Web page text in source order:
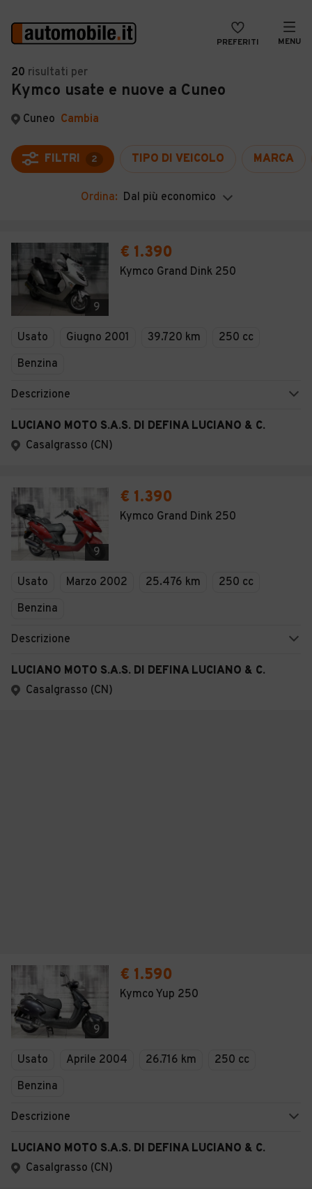
PREFERITI MENU
Auto
Auto usate
Auto Km 0
Auto Nuove
Noleggio a lungo termine
Moto
Camper
Veicoli Commerciali
VENDI
MAGAZINE
ACCEDI
20 risultati per
Kymco usate e nuove a Cuneo
Cuneo Cambia
FILTRI 2 TIPO DI VEICOLO MARCA
Ordina: Dal più economico
9
€ 1.390
Kymco Grand Dink 250
Usato Giugno 2001 39.720 km
250 cc
Benzina
Descrizione
LUCIANO MOTO S.A.S. DI DEFINA LUCIANO & C.
Casalgrasso (CN)
9
€ 1.390
Kymco Grand Dink 250
Usato Marzo 2002 25.476 km
250 cc
Benzina
Descrizione
LUCIANO MOTO S.A.S. DI DEFINA LUCIANO & C.
Casalgrasso (CN)
9
€ 1.590
Kymco Yup 250
Usato Aprile 2004 26.716 km
250 cc
Benzina
Descrizione
LUCIANO MOTO S.A.S. DI DEFINA LUCIANO & C.
Casalgrasso (CN)